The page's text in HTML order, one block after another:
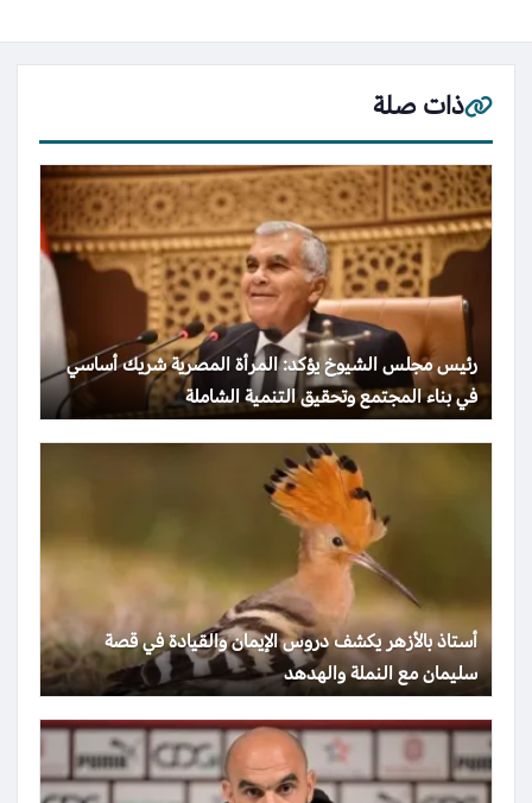
ذات صلة
رئيس مجلس الشيوخ يؤكد: المرأة المصرية شريك أساسي
في بناء المجتمع وتحقيق التنمية الشاملة
أستاذ بالأزهر يكشف دروس الإيمان والقيادة في قصة
سليمان مع النملة والهدهد